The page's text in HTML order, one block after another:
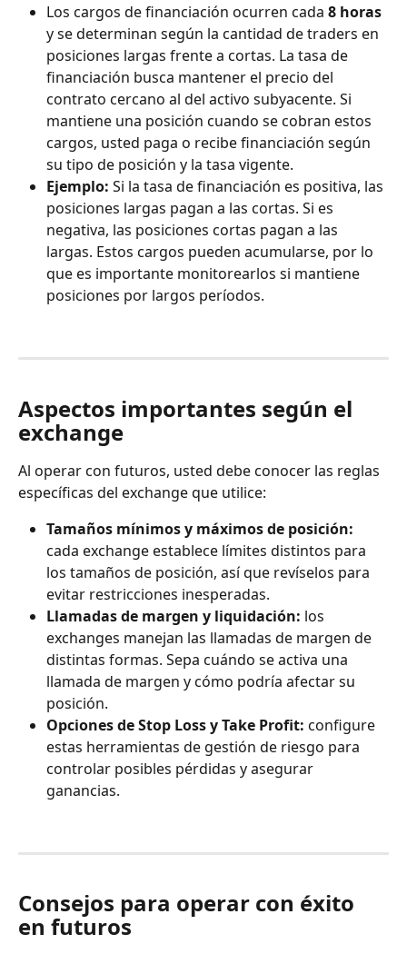
Los cargos de financiación ocurren cada 8 horas
y se determinan según la cantidad de traders en
posiciones largas frente a cortas. La tasa de
financiación busca mantener el precio del
contrato cercano al del activo subyacente. Si
mantiene una posición cuando se cobran estos
cargos, usted paga o recibe financiación según
su tipo de posición y la tasa vigente.
Ejemplo: Si la tasa de financiación es positiva, las
posiciones largas pagan a las cortas. Si es
negativa, las posiciones cortas pagan a las
largas. Estos cargos pueden acumularse, por lo
que es importante monitorearlos si mantiene
posiciones por largos períodos.
Aspectos importantes según el
exchange
Al operar con futuros, usted debe conocer las reglas
específicas del exchange que utilice:
Tamaños mínimos y máximos de posición:
cada exchange establece límites distintos para
los tamaños de posición, así que revíselos para
evitar restricciones inesperadas.
Llamadas de margen y liquidación: los
exchanges manejan las llamadas de margen de
distintas formas. Sepa cuándo se activa una
llamada de margen y cómo podría afectar su
posición.
Opciones de Stop Loss y Take Profit: configure
estas herramientas de gestión de riesgo para
controlar posibles pérdidas y asegurar
ganancias.
Consejos para operar con éxito
en futuros